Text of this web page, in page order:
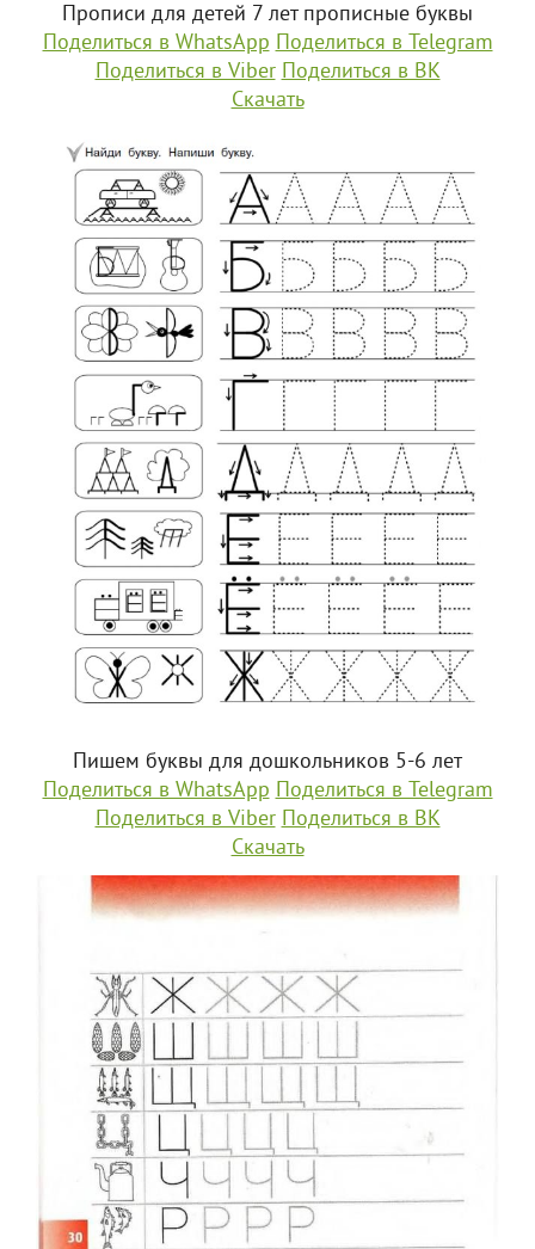
Прописи для детей 7 лет прописные буквы
Поделиться в WhatsApp Поделиться в Telegram
Поделиться в Viber Поделиться в ВК
Скачать
Пишем буквы для дошкольников 5-6 лет
Поделиться в WhatsApp Поделиться в Telegram
Поделиться в Viber Поделиться в ВК
Скачать